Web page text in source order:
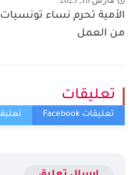
الأمية تحرم نساء تونسيات
من العمل
تعليقات